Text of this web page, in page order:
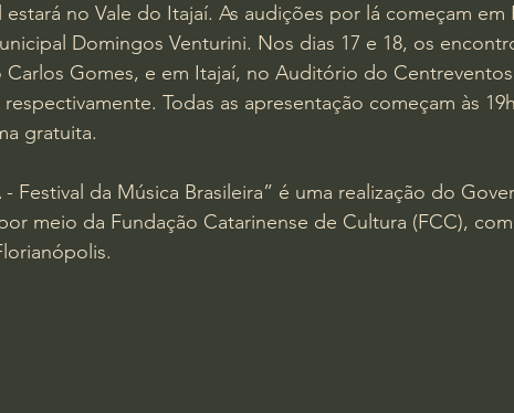
no Vale do Itajaí. As audições por lá começam em
Domingos Venturini. Nos dias 17 e 18, os
Carlos Gomes, e em Itajaí, no Auditório do Centreventos
Todas as apresentação começam às
gratuita.
Festival da Música Brasileira” é uma realização do
meio da Fundação Catarinense de Cultura (FCC), com